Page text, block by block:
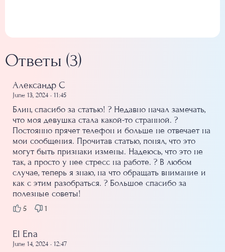
Ответы (3)
Александр С
June 13, 2024 • 11:45
Блин, спасибо за статью! ? Недавно начал замечать,
что моя девушка стала какой-то странной. ?
Постоянно прячет телефон и больше не отвечает на
мои сообщения. Прочитав статью, понял, что это
могут быть признаки измены. Надеюсь, что это не
так, а просто у нее стресс на работе. ? В любом
случае, теперь я знаю, на что обращать внимание и
как с этим разобраться. ? Большое спасибо за
полезные советы!
5 1
El Ena
June 14, 2024 • 12:47